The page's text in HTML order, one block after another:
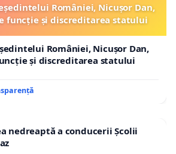
României, Nicușor Dan,
funcție și discreditarea statului
României, Nicușor Dan,
și discreditarea statului
nedreaptă a conducerii Școlii